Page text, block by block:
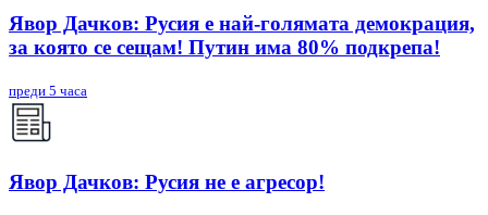
Явор Дачков: Русия е най-голямата демокрация,
за която се сещам! Путин има 80% подкрепа!
преди 5 часа
Явор Дачков: Русия не е агресор!